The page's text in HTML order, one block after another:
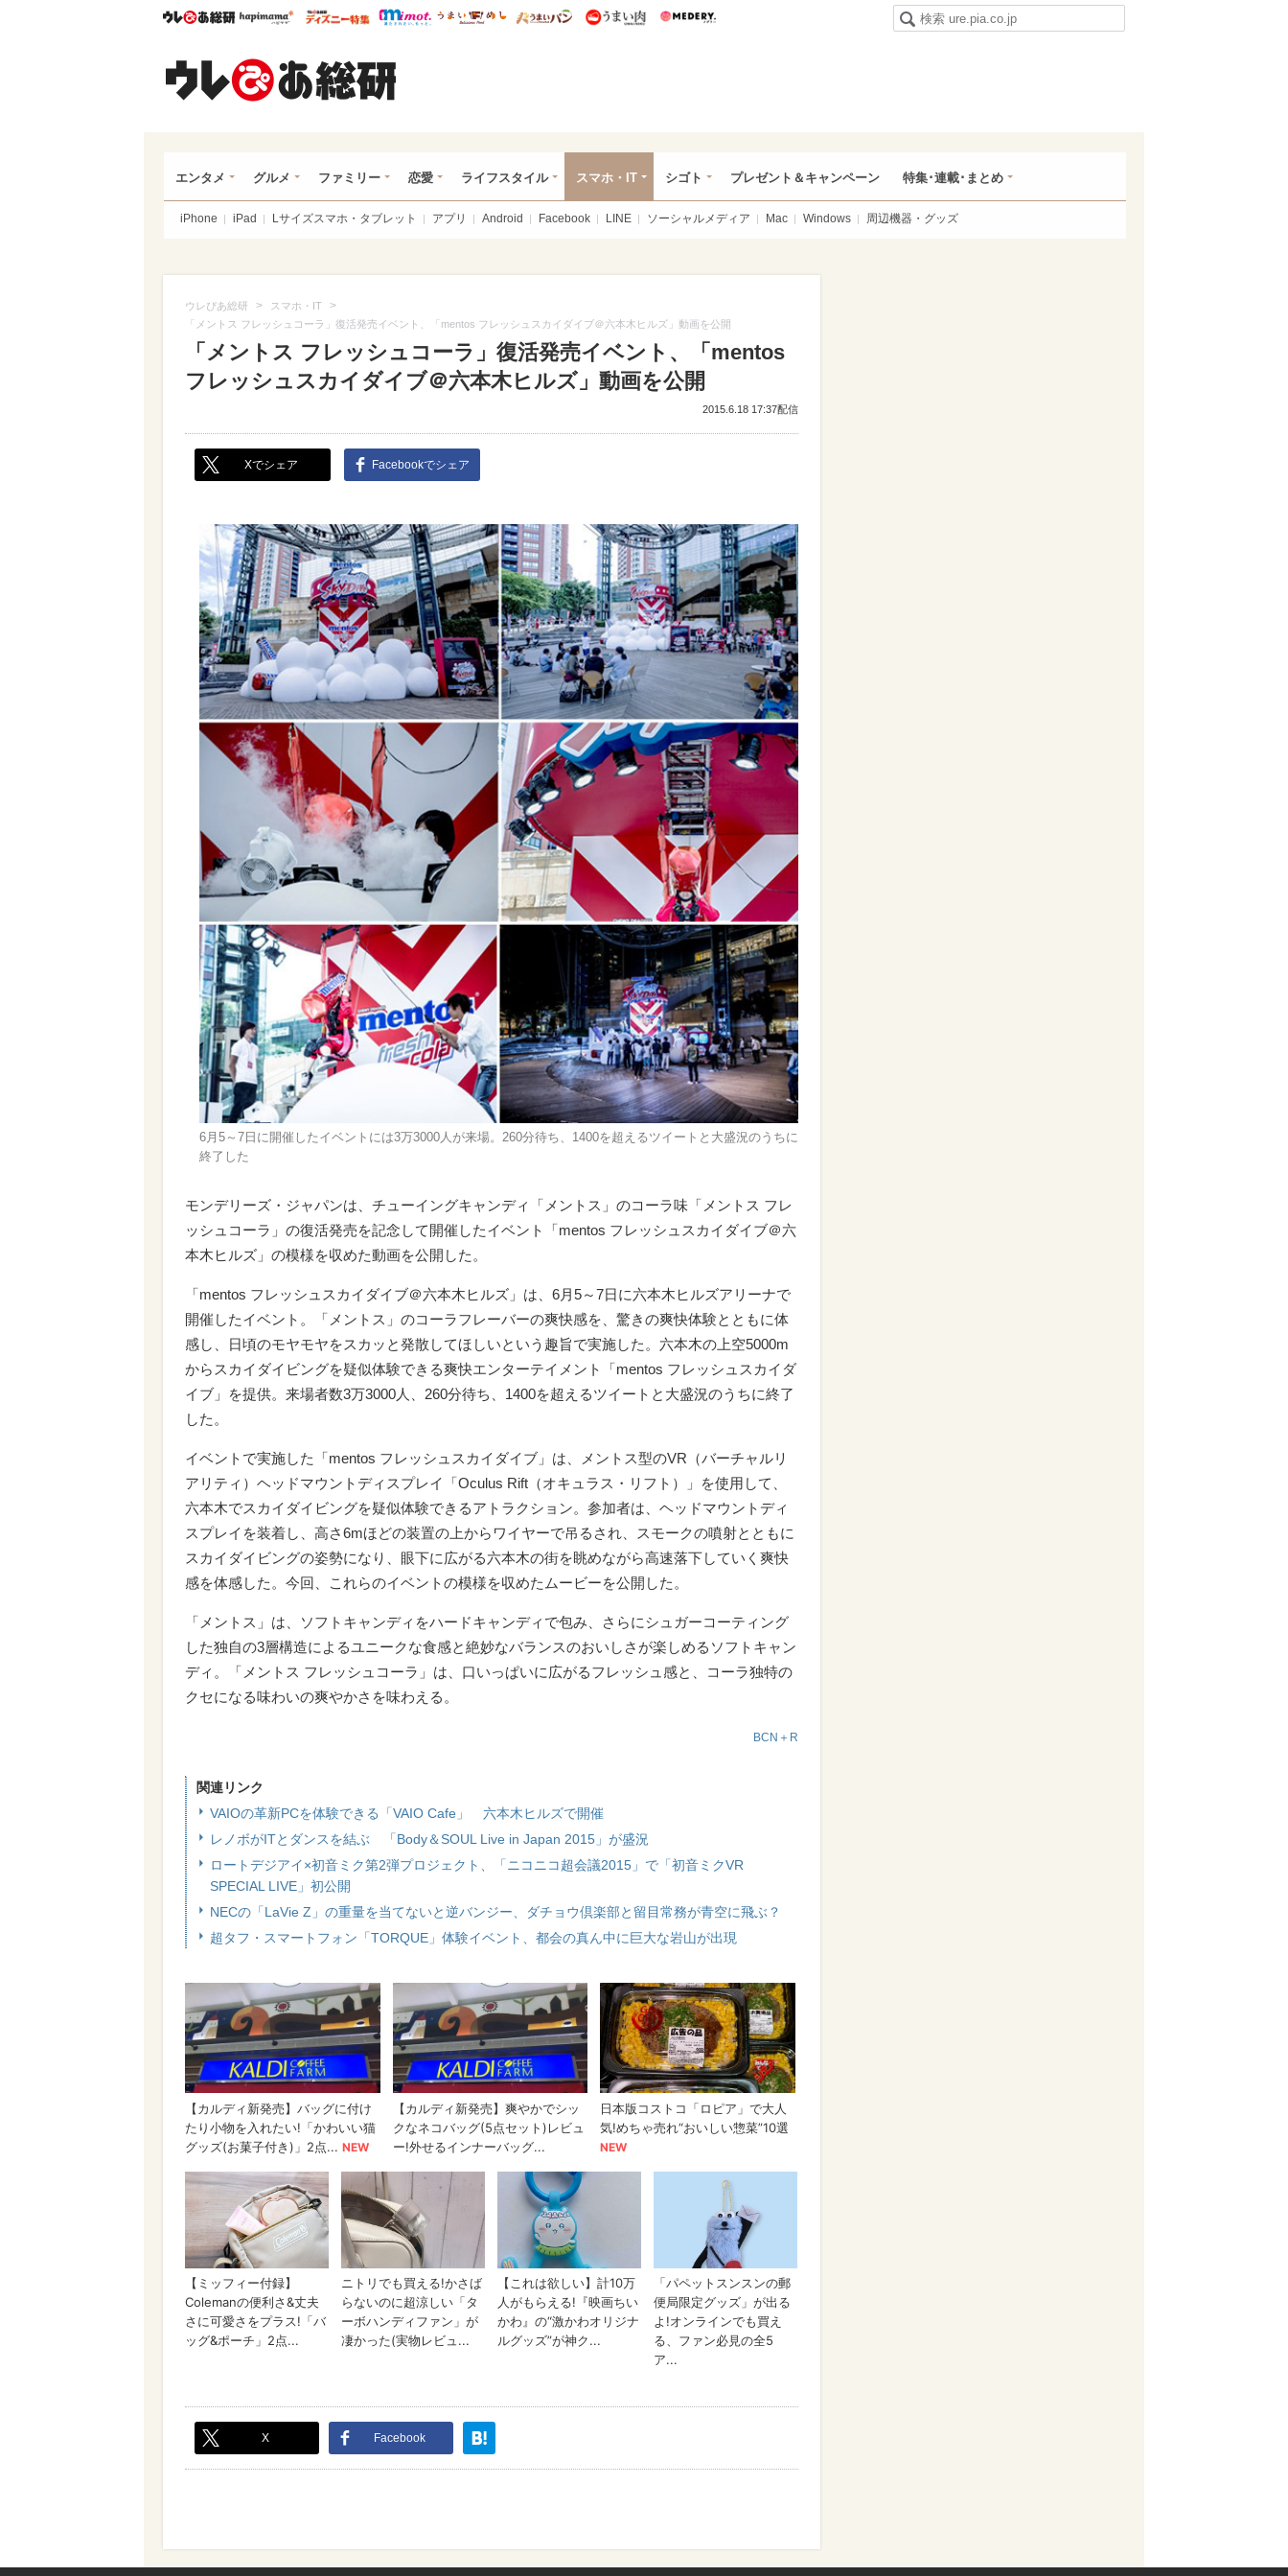
ウレぴあ総研ハピママ* ウレぴあ総研 ディズニー特集
mimot. うまいめし うまいパン うまい肉
エンタメ グルメ ファミリー 恋愛 ライフスタイル スマホ・IT シゴト プレゼント＆キャンペーン 特集･連載･まとめ
iPhone iPad Lサイズスマホ・タブレット アプリ Android Facebook LINE ソーシャルメディア Mac Windows 周辺機器・グッズ
ウレぴあ総研 > スマホ・IT >
「メントス フレッシュコーラ」復活発売イベント、「mentos フレッシュスカイダイブ＠六本木ヒルズ」動画を公開
「メントス フレッシュコーラ」復活発売イベント、「mentos
フレッシュスカイダイブ＠六本木ヒルズ」動画を公開
2015.6.18 17:37配信
Xでシェア Facebookでシェア
6月5～7日に開催したイベントには3万3000人が来場。260分待ち、1400を超えるツイートと大盛況のうちに
終了した
モンデリーズ・ジャパンは、チューイングキャンディ「メントス」のコーラ味「メントス フレ
ッシュコーラ」の復活発売を記念して開催したイベント「mentos フレッシュスカイダイブ＠六
本木ヒルズ」の模様を収めた動画を公開した。
「mentos フレッシュスカイダイブ＠六本木ヒルズ」は、6月5～7日に六本木ヒルズアリーナで
開催したイベント。「メントス」のコーラフレーバーの爽快感を、驚きの爽快体験とともに体
感し、日頃のモヤモヤをスカッと発散してほしいという趣旨で実施した。六本木の上空5000m
からスカイダイビングを疑似体験できる爽快エンターテイメント「mentos フレッシュスカイダ
イブ」を提供。来場者数3万3000人、260分待ち、1400を超えるツイートと大盛況のうちに終了
した。
イベントで実施した「mentos フレッシュスカイダイブ」は、メントス型のVR（バーチャルリ
アリティ）ヘッドマウントディスプレイ「Oculus Rift（オキュラス・リフト）」を使用して、
六本木でスカイダイビングを疑似体験できるアトラクション。参加者は、ヘッドマウントディ
スプレイを装着し、高さ6mほどの装置の上からワイヤーで吊るされ、スモークの噴射とともに
スカイダイビングの姿勢になり、眼下に広がる六本木の街を眺めながら高速落下していく爽快
感を体感した。今回、これらのイベントの模様を収めたムービーを公開した。
「メントス」は、ソフトキャンディをハードキャンディで包み、さらにシュガーコーティング
した独自の3層構造によるユニークな食感と絶妙なバランスのおいしさが楽しめるソフトキャン
ディ。「メントス フレッシュコーラ」は、口いっぱいに広がるフレッシュ感と、コーラ独特の
クセになる味わいの爽やかさを味わえる。
BCN＋R
関連リンク
VAIOの革新PCを体験できる「VAIO Cafe」 六本木ヒルズで開催
レノボがITとダンスを結ぶ 「Body＆SOUL Live in Japan 2015」が盛況
ロートデジアイ×初音ミク第2弾プロジェクト、「ニコニコ超会議2015」で「初音ミクVR
SPECIAL LIVE」初公開
NECの「LaVie Z」の重量を当てないと逆バンジー、ダチョウ倶楽部と留目常務が青空に飛ぶ？
超タフ・スマートフォン「TORQUE」体験イベント、都会の真ん中に巨大な岩山が出現
X Facebook